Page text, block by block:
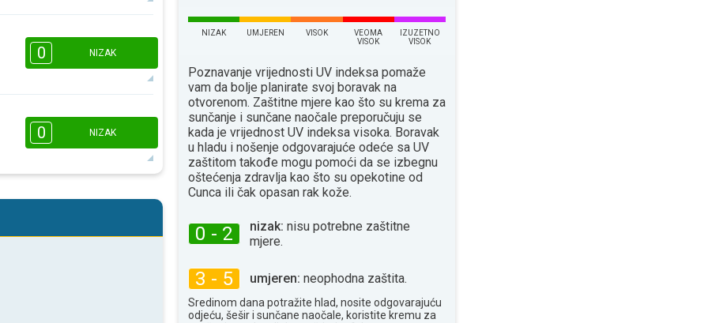
16:00
0 NIZAK
16:00 18:00
9°maks
0 NIZAK
16:00 18:00
NIZAK UMJEREN VISOK
VEOMA
VISOK
IZUZETNO
VISOK
Poznavanje vrijednosti UV indeksa pomaže
vam da bolje planirate svoj boravak na
otvorenom. Zaštitne mjere kao što su krema za
sunčanje i sunčane naočale preporučuju se
kada je vrijednost UV indeksa visoka. Boravak
u hladu i nošenje odgovarajuće odeće sa UV
zaštitom takođe mogu pomoći da se izbegnu
oštećenja zdravlja kao što su opekotine od
Сunca ili čak opasan rak kože.
0 - 2 nizak: nisu potrebne zaštitne
mjere.
3 - 5 umjeren: neophodna zaštita.
Sredinom dana potražite hlad, nosite odgovarajuću
odjeću, šešir i sunčane naočale, koristite kremu za